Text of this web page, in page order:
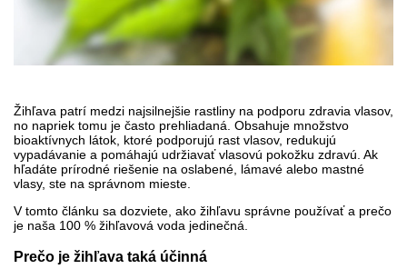
Žihľava patrí medzi najsilnejšie rastliny na podporu zdravia vlasov,
no napriek tomu je často prehliadaná. Obsahuje množstvo
bioaktívnych látok, ktoré podporujú rast vlasov, redukujú
vypadávanie a pomáhajú udržiavať vlasovú pokožku zdravú. Ak
hľadáte prírodné riešenie na oslabené, lámavé alebo mastné
vlasy, ste na správnom mieste.
V tomto článku sa dozviete, ako žihľavu správne používať a prečo
je naša 100 % žihľavová voda jedinečná.
Prečo je žihľava taká účinná